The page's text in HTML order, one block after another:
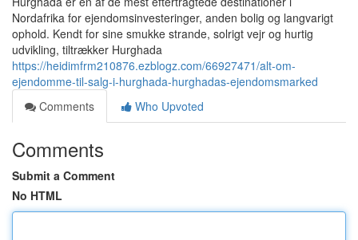
Nordafrika for ejendomsinvesteringer, anden bolig og langvarigt
ophold. Kendt for sine smukke strande, solrigt vejr og hurtig
udvikling, tiltrækker Hurghada
https://heidimfrm210876.ezblogz.com/66927471/alt-om-
ejendomme-til-salg-i-hurghada-hurghadas-ejendomsmarked
Comments
Who Upvoted
Comments
Submit a Comment
No HTML